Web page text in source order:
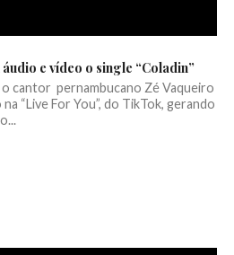
e vídeo o single “Coladin”
cantor pernambucano Zé Vaqueiro
“Live For You”, do TikTok, gerando